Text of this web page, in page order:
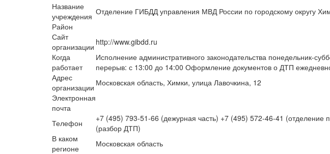
Название
учреждения Отделение ГИБДД управления МВД России по городскому округу
Район
Сайт
организации http://www.gibdd.ru
Когда
работает
Исполнение административного законодательства понедельник-
перерыв: с 13:00 до 14:00 Оформление документов о ДТП
Адрес
организации Московская область, Химки, улица Лавочкина, 12
Электронная
почта
Телефон
+7 (495) 793-51-66 (дежурная часть) +7 (495) 572-46-41 (отделение
(разбор ДТП)
В каком
регионе
Московская область